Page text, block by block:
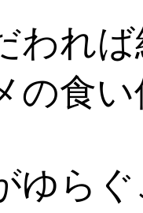
われ
の食
ゆら